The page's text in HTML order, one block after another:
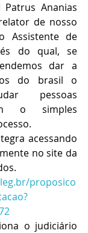
Ananias
de nosso
Assistente de
do qual, se
dar a
do brasil o
pessoas
o simples
acessando
no site da
proposico
o judiciário